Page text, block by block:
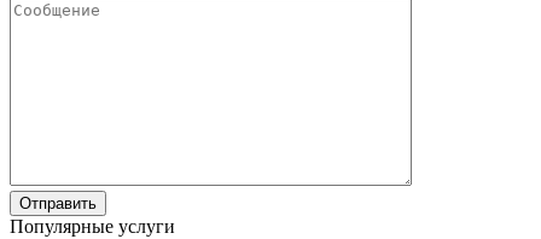
Популярные услуги